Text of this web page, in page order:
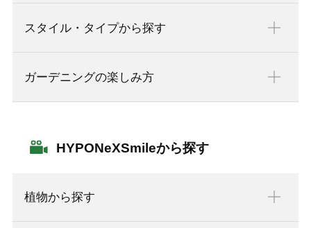
スタイル・タイプから探す
ガーデニングの楽しみ方
HYPONeXSmileから探す
植物から探す